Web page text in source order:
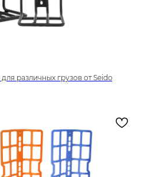
различных грузов от Seido